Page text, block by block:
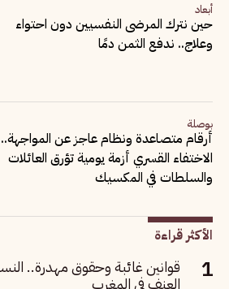
أبعاد
حين نترك المرضى النفسيين دون احتواء
وعلاج.. ندفع الثمن دمًا
بوصلة
أرقام متصاعدة ونظام عاجز عن المواجهة..
الاختفاء القسري أزمة يومية تؤرق العائلات
والسلطات في المكسيك
الأكثر قراءة
قوانين غائبة وحقوق مهدرة..
العنف في المغرب